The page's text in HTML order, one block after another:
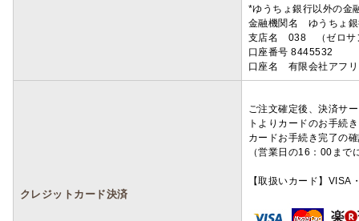
*ゆうちょ銀行以外の金
金融機関名 ゆうちょ
支店名 038 （ゼロサ
口座番号 8445532
口座名 有限会社アフ
クレジットカード決済
ご注文確定後、決済サ
トよりカードのお手続
カードお手続き完了の
（営業日の16：00ま
【取扱いカード】